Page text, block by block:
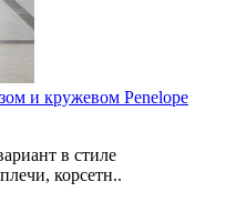
и кружевом Penelope
в стиле
корсетн..